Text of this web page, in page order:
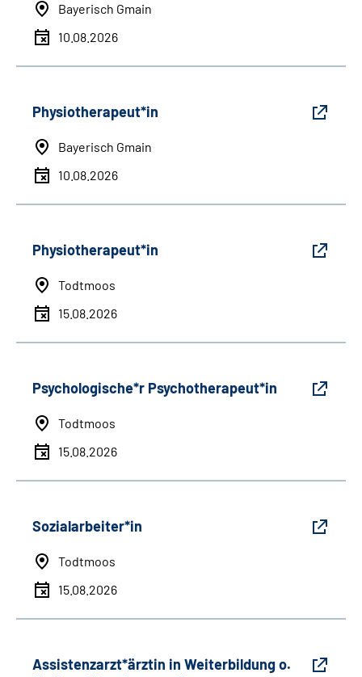
Bayerisch Gmain
10.08.2026
Physiotherapeut*in
Bayerisch Gmain
10.08.2026
Physiotherapeut*in
Todtmoos
15.08.2026
Psychologische*r Psychotherapeut*in
Todtmoos
15.08.2026
Sozialarbeiter*in
Todtmoos
15.08.2026
Assistenzarzt*ärztin in Weiterbildung o.